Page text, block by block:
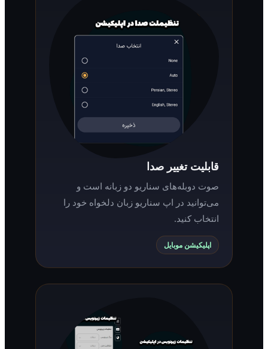
قابلیت تغییر صدا
صوت دوبله‌های سناریو دو زبانه است و
می‌توانید در اپ سناریو زبان دلخواه خود را
انتخاب کنید.
اپلیکیشن موبایل